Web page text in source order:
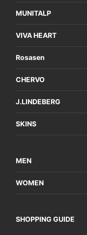
MUNITALP
VIVA HEART
Rosasen
CHERVO
J.LINDEBERG
SKINS
MEN
WOMEN
SHOPPING GUIDE